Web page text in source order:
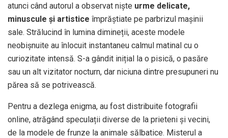
atunci când autorul a observat niște urme delicate,
minuscule și artistice împrăștiate pe parbrizul mașinii
sale. Strălucind în lumina dimineții, aceste modele
neobișnuite au înlocuit instantaneu calmul matinal cu o
curiozitate intensă. S-a gândit inițial la o pisică, o pasăre
sau un alt vizitator nocturn, dar niciuna dintre presupuneri nu
părea să se potrivească.
Pentru a dezlega enigma, au fost distribuite fotografii
online, atrăgând speculații diverse de la prieteni și vecini,
de la modele de frunze la animale sălbatice. Misterul a